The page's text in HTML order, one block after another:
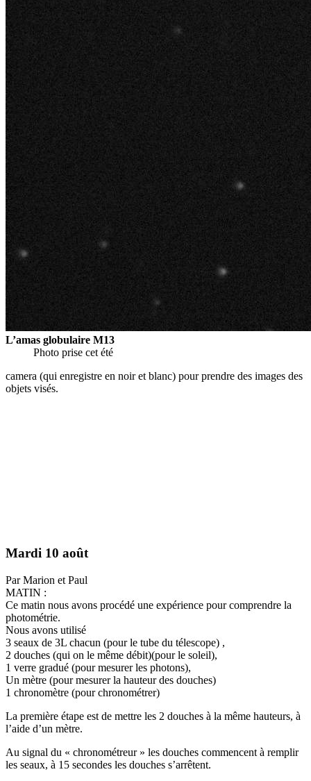
L’amas globulaire M13
Photo prise cet été
camera (qui enregistre en noir et blanc) pour prendre des images des
objets visés.
Mardi 10 août
Par Marion et Paul
MATIN :
Ce matin nous avons procédé une expérience pour comprendre la
photométrie.
Nous avons utilisé
3 seaux de 3L chacun (pour le tube du télescope) ,
2 douches (qui on le même débit)(pour le soleil),
1 verre gradué (pour mesurer les photons),
Un mètre (pour mesurer la hauteur des douches)
1 chronomètre (pour chronométrer)
La première étape est de mettre les 2 douches à la même hauteurs, à
l’aide d’un mètre.
Au signal du « chronométreur » les douches commencent à remplir
les seaux, à 15 secondes les douches s’arrêtent.